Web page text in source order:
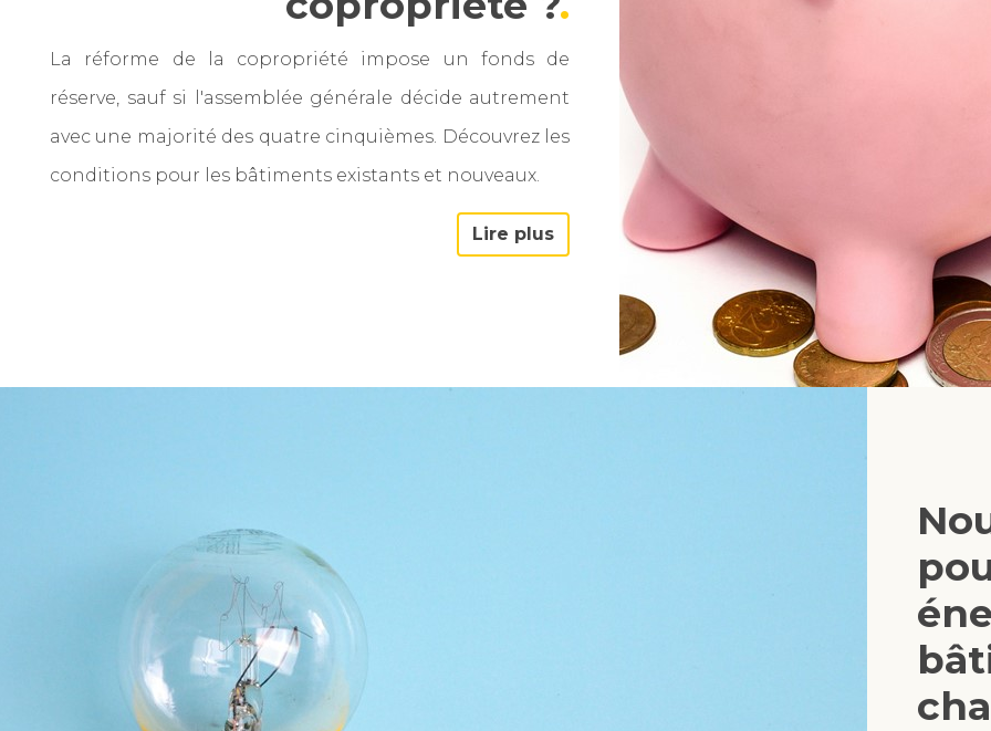
La réforme de la copropriété impose un fonds de
réserve, sauf si l'assemblée générale décide autrement
avec une majorité des quatre cinquièmes. Découvrez les
conditions pour les bâtiments existants et nouveaux.
Lire plus